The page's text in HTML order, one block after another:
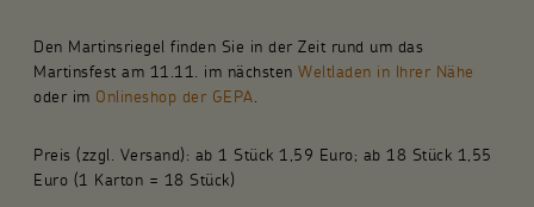
Den Martinsriegel finden Sie in der Zeit rund um das
Martinsfest am 11.11. im nächsten Weltladen in Ihrer Nähe
oder im Onlineshop der GEPA.
Preis (zzgl. Versand): ab 1 Stück 1,59 Euro; ab 18 Stück 1,55
Euro (1 Karton = 18 Stück)